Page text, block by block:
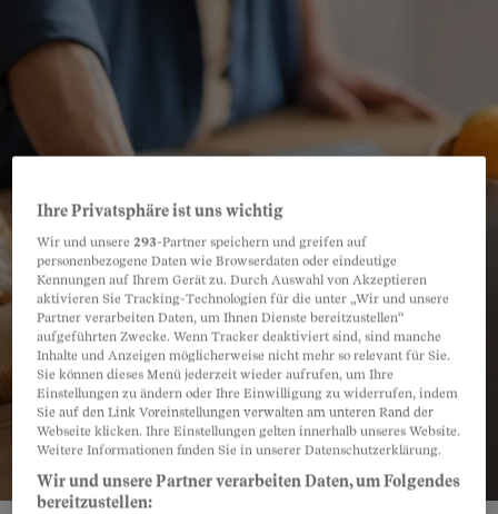
Ihre Privatsphäre ist uns wichtig
Wir und unsere293-Partner speichern und greifen auf
personenbezogene Daten wie Browserdaten oder eindeutige
Kennungen auf Ihrem Gerät zu. Durch Auswahl von Akzeptieren
aktivieren Sie Tracking-Technologien für die unter „Wir und unsere
Partner verarbeiten Daten, um Ihnen Dienste bereitzustellen“
aufgeführten Zwecke. Wenn Tracker deaktiviert sind, sind manche
Inhalte und Anzeigen möglicherweise nicht mehr so relevant für Sie.
Sie können dieses Menü jederzeit wieder aufrufen, um Ihre
Einstellungen zu ändern oder Ihre Einwilligung zu widerrufen, indem
Sie auf den Link Voreinstellungen verwalten am unteren Rand der
Webseite klicken. Ihre Einstellungen gelten innerhalb unseres Website.
Weitere Informationen finden Sie in unserer Datenschutzerklärung.
Wir und unsere Partner verarbeiten Daten, um Folgendes
bereitzustellen: